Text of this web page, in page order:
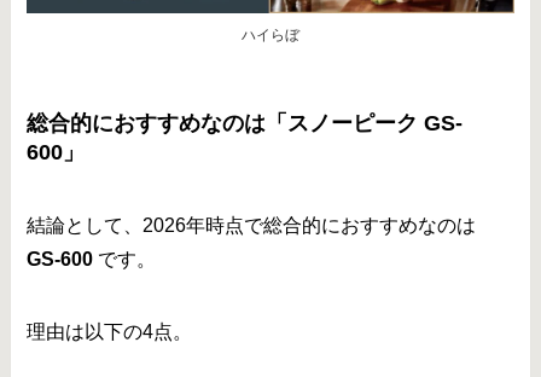
ハイらぼ
総合的におすすめなのは「スノーピーク GS-
600」
結論として、2026年時点で総合的におすすめなのは
GS-600 です。
理由は以下の4点。